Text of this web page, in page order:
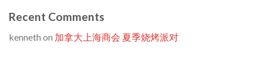
Recent Comments
kenneth on 加拿大上海商会 夏季烧烤派对